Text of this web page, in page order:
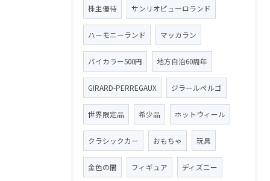
株主優待 サンリオピューロランド
ハーモニーランド マッカラン
バイカラー500円 地方自治60周年
GIRARD-PERREGAUX ジラールペルゴ
世界限定品 希少品 ホットウィール
クラシックカー おもちゃ 玩具
金色の闇 フィギュア ディズニー